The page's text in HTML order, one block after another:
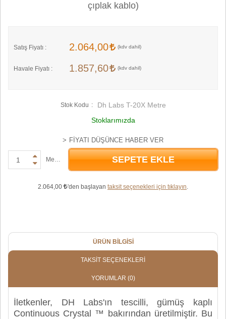
çıplak kablo)
Satış Fiyatı : 2.064,00
Havale Fiyatı : 1.857,60
Stok Kodu
Dh Labs T-20X Metre
Stoklarımızda
FIYATI DÜŞÜNCE HABER VER
Metre SEPETE EKLE
2.064,00 'den başlayan taksit seçenekleri için tıklayın.
ÜRÜN BILGISI
TAKSIT SEÇENEKLERI
YORUMLAR (0)
İletkenler, DH Labs'ın tescilli, gümüş kaplı
Continuous Crystal ™ bakırından üretilmiştir. Bu